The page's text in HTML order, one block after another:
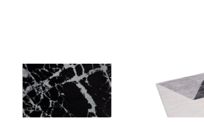
Covor rezistent SM 21 - Black,
Silver XW, 80x300 cm
441 lei
Covor Eva,
100%
189 lei